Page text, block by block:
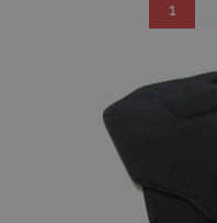
reading
1